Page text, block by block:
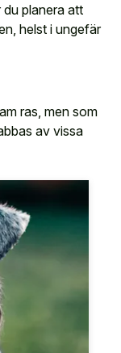
planera att
helst i ungefär
ras, men som
av vissa